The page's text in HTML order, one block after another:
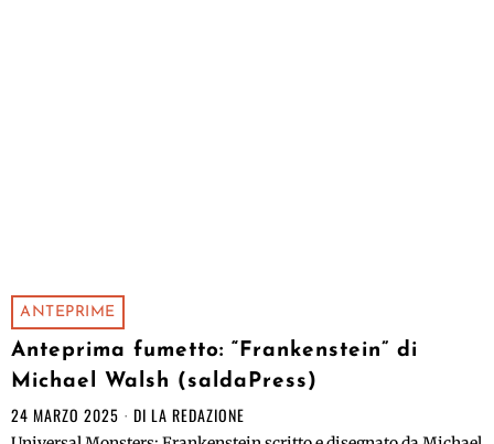
ANTEPRIME
Anteprima fumetto: “Frankenstein” di
Michael Walsh (saldaPress)
24 MARZO 2025 DI LA REDAZIONE